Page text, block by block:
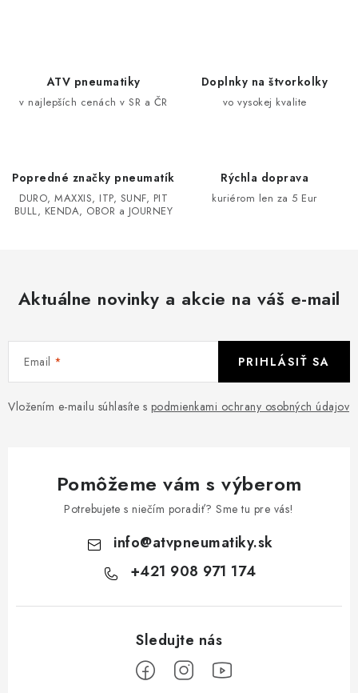
v
p
ATV pneumatiky
v najlepších cenách v SR a ČR
Doplnky na štvorkolky
vo vysokej kvalite
Popredné značky pneumatík
DURO, MAXXIS, ITP, SUNF, PIT
BULL, KENDA, OBOR a JOURNEY
Rýchla doprava
kuriérom len za 5 Eur
Aktuálne novinky a akcie na váš e-mail
Email
Vložením e-mailu súhlasíte s podmienkami ochrany osobných údajov
PRIHLÁSIŤ SA
Pomôžeme vám s výberom
Potrebujete s niečím poradiť? Sme tu pre vás!
info@atvpneumatiky.sk
+421 908 971 174